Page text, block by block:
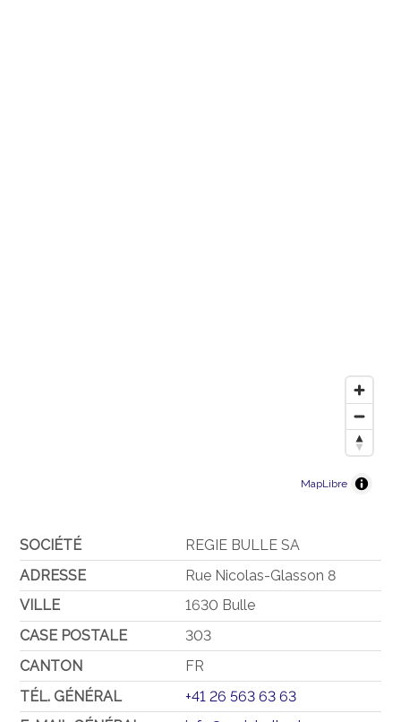
MapLibre
SOCIÉTÉ
REGIE BULLE SA
ADRESSE
Rue Nicolas-Glasson 8
VILLE
1630 Bulle
CASE POSTALE
303
CANTON
FR
TÉL. GÉNÉRAL
+41 26 563 63 63